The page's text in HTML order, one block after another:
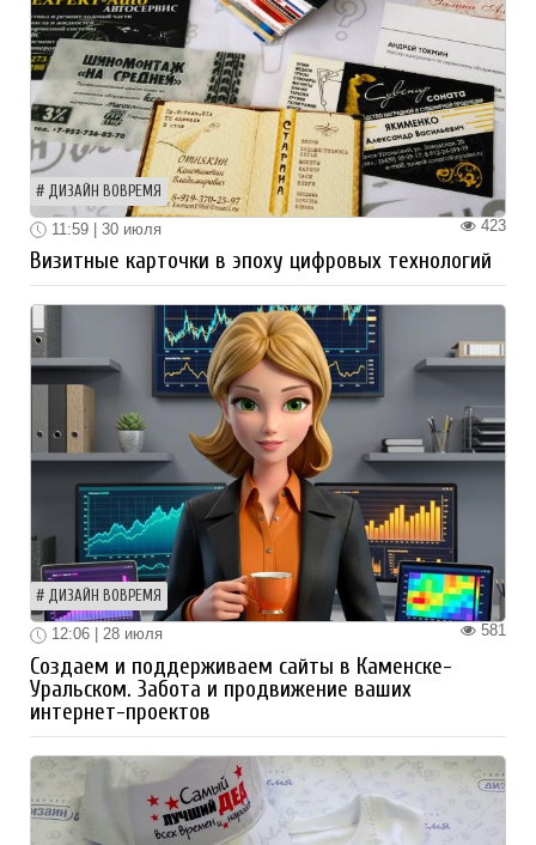
ДИЗАЙН ВОВРЕМЯ
423
11:59 | 30 июля
Визитные карточки в эпоху цифровых технологий
ДИЗАЙН ВОВРЕМЯ
581
12:06 | 28 июля
Создаем и поддерживаем сайты в Каменске-
Уральском. Забота и продвижение ваших
интернет-проектов